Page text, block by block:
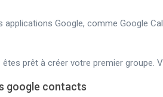
applications Google, comme Google
prêt à créer votre premier groupe.
google contacts